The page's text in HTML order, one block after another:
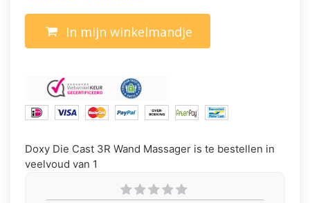
In mijn winkelmandje
Doxy Die Cast 3R Wand Massager is te bestellen in
veelvoud van 1